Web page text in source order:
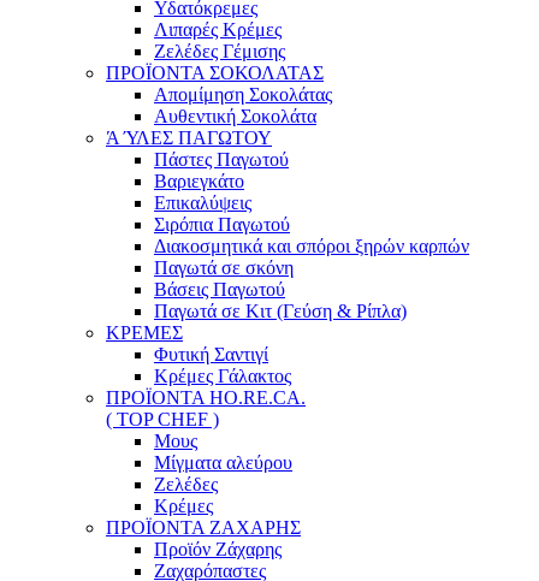
Υδατόκρεμες
Λιπαρές Κρέμες
Ζελέδες Γέμισης
ΠΡΟΪΟΝΤΑ ΣΟΚΟΛΑΤΑΣ
Απομίμηση Σοκολάτας
Αυθεντική Σοκολάτα
Ά ΎΛΕΣ ΠΑΓΩΤΟΥ
Πάστες Παγωτού
Βαριεγκάτο
Επικαλύψεις
Σιρόπια Παγωτού
Διακοσμητικά και σπόροι ξηρών καρπών
Παγωτά σε σκόνη
Βάσεις Παγωτού
Παγωτά σε Κιτ (Γεύση & Ρίπλα)
ΚΡΕΜΕΣ
Φυτική Σαντιγί
Κρέμες Γάλακτος
ΠΡΟΪΟΝΤΑ HO.RE.CA.
( TOP CHEF )
Μους
Μίγματα αλεύρου
Ζελέδες
Κρέμες
ΠΡΟΪΟΝΤΑ ΖΑΧΑΡΗΣ
Προϊόν Ζάχαρης
Ζαχαρόπαστες